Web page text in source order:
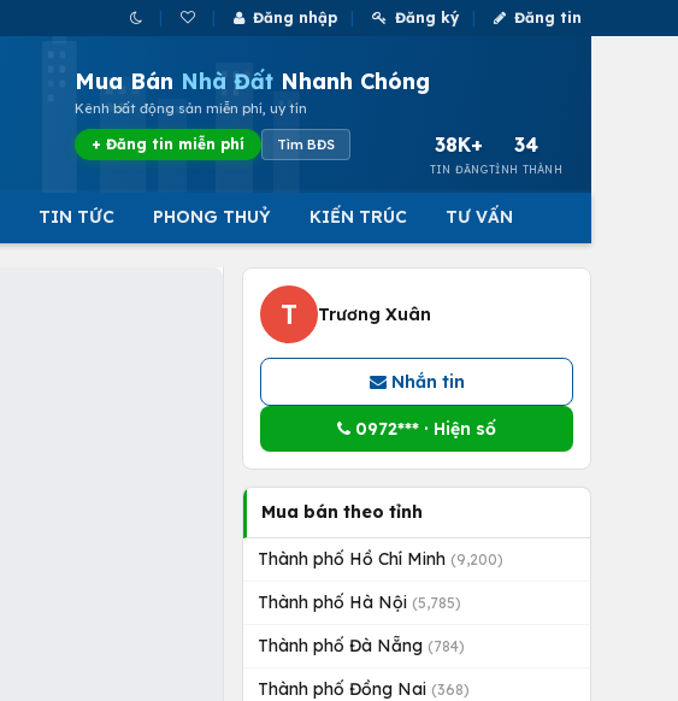
Đăng nhập Đăng ký Đăng tin
Mua Bán Nhà Đất Nhanh Chóng
Kênh bất động sản miễn phí, uy tín
+ Đăng tin miễn phí Tìm BĐS 38K+
TIN ĐĂNG
34
TỈNH THÀNH
TIN TỨC PHONG THUỶ KIẾN TRÚC TƯ VẤN
T Trương Xuân
Nhắn tin
0972*** · Hiện số
Mua bán theo tỉnh
Thành phố Hồ Chí Minh (9,200)
Thành phố Hà Nội (5,785)
Thành phố Đà Nẵng (784)
Thành phố Đồng Nai (368)